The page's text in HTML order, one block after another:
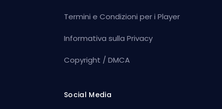
Termini e Condizioni per i Player
Informativa sulla Privacy
Copyright / DMCA
Social Media